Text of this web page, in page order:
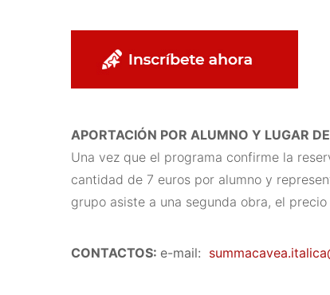
APORTACIÓN POR ALUMNO Y LUGAR
Una vez que el programa confirme la
cantidad de 7 euros por alumno y
grupo asiste a una segunda obra, el
CONTACTOS: e-mail: